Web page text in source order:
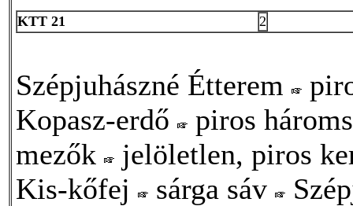
KTT 21 2
Szépjuhászné Étterem
Kopasz-erdő
piros
mezők
jelöletlen, piros
Kis-kőfej
sárga sáv